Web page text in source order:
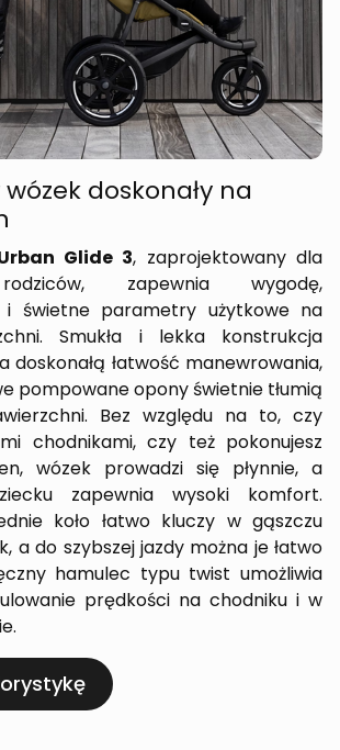
doskonały na
Glide 3, zaprojektowany dla
zapewnia wygodę,
i świetne parametry użytkowe na
Smukła i lekka konstrukcja
doskonałą łatwość manewrowania,
pompowane opony świetnie tłumią
Bez względu na to, czy
chodnikami, czy też pokonujesz
wózek prowadzi się płynnie, a
zapewnia wysoki komfort.
koło łatwo kluczy w gąszczu
a do szybszej jazdy można je łatwo
hamulec typu twist umożliwia
prędkości na chodniku i w